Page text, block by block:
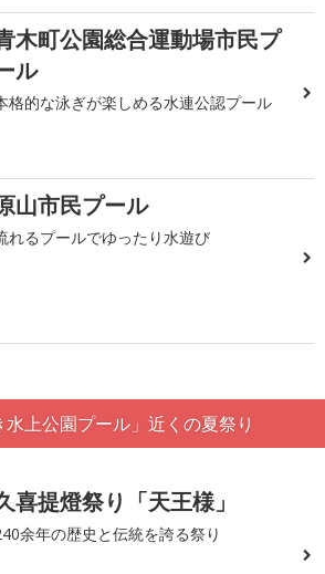
木町公園総合運動場市民プ
ル
格的な泳ぎが楽しめる水連公認プール
山市民プール
れるプールでゆったり水遊び
水上公園プール」近くの夏祭り
喜提燈祭り「天王様」
余年の歴史と伝統を誇る祭り